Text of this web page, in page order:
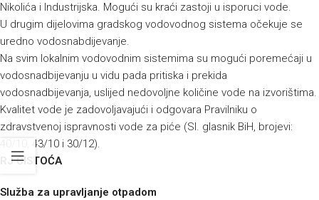
Nikolića i Industrijska. Mogući su kraći zastoji u isporuci vode.
U drugim dijelovima gradskog vodovodnog sistema očekuje se
uredno vodosnabdijevanje.
Na svim lokalnim vodovodnim sistemima su mogući poremećaji u
vodosnadbijevanju u vidu pada pritiska i prekida
vodosnadbijevanja, uslijed nedovoljne količine vode na izvorištima.
Kvalitet vode je zadovoljavajući i odgovara Pravilniku o
zdravstvenoj ispravnosti vode za piće (Sl. glasnik BiH, brojevi:
40/10, 43/10 i 30/12).
RJ ČISTOĆA
Služba za upravljanje otpadom